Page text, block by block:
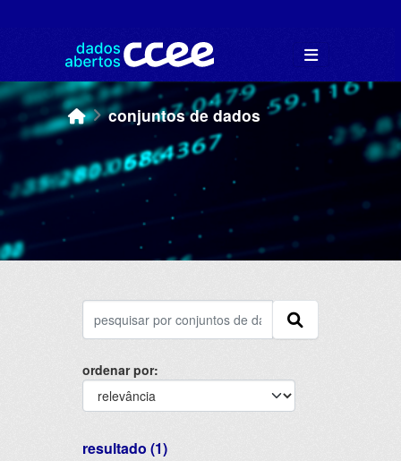
conjuntos de dados
ordenar por
resultado (1)